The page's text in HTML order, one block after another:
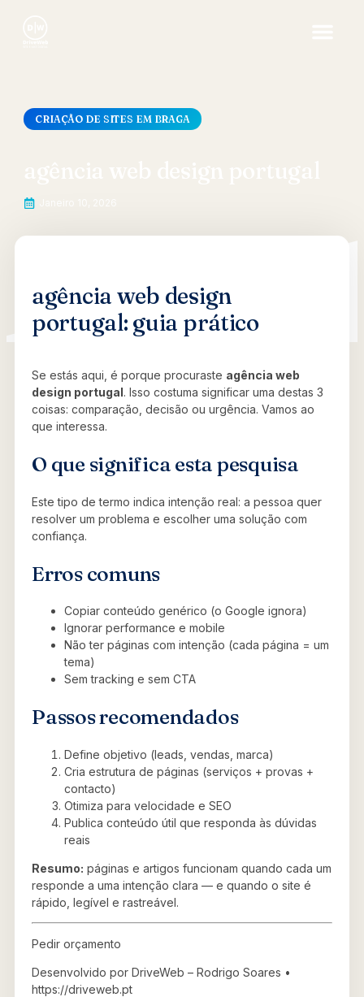
CRIAÇÃO DE SITES EM BRAGA
agência web design
portugal: guia prático
Se estás aqui, é porque procuraste agência web
design portugal . Isso costuma significar uma destas 3
coisas: comparação, decisão ou urgência. Vamos ao
que interessa.
O que significa esta pesquisa
Este tipo de termo indica intenção real: a pessoa quer
resolver um problema e escolher uma solução com
confiança.
Erros comuns
Copiar conteúdo genérico (o Google ignora)
Ignorar performance e mobile
Não ter páginas com intenção (cada página = um
tema)
Sem tracking e sem CTA
Passos recomendados
Define objetivo (leads, vendas, marca)
Cria estrutura de páginas (serviços + provas +
contacto)
Otimiza para velocidade e SEO
Publica conteúdo útil que responda às dúvidas
reais
Resumo: páginas e artigos funcionam quando cada um
responde a uma intenção clara — e quando o site é
rápido, legível e rastreável.
Pedir orçamento
Desenvolvido por DriveWeb – Rodrigo Soares •
https://driveweb.pt